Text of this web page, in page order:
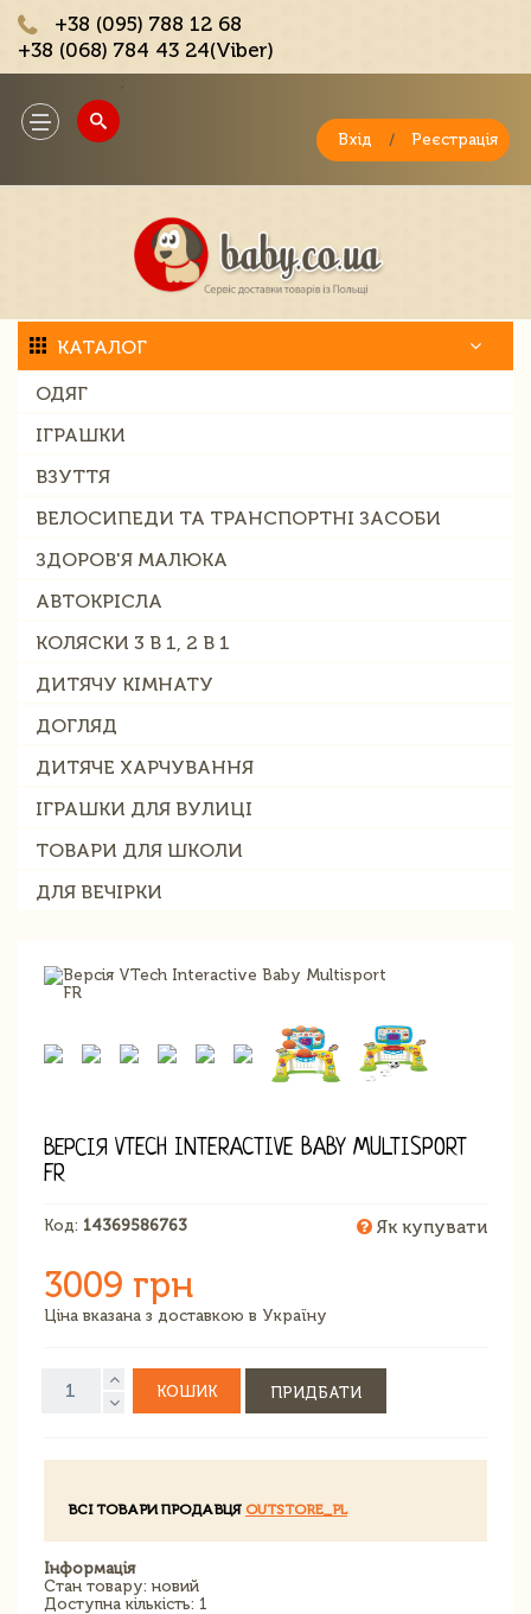
+38 (095) 788 12 68
+38 (068) 784 43 24(Viber)
Toggle
navigation
Вхід / Реєстрація
КАТАЛОГ
ОДЯГ
ІГРАШКИ
ВЗУТТЯ
ВЕЛОСИПЕДИ ТА ТРАНСПОРТНІ ЗАСОБИ
ЗДОРОВ'Я МАЛЮКА
АВТОКРІСЛА
КОЛЯСКИ 3 В 1, 2 В 1
ДИТЯЧУ КІМНАТУ
ДОГЛЯД
ДИТЯЧЕ ХАРЧУВАННЯ
ІГРАШКИ ДЛЯ ВУЛИЦІ
ТОВАРИ ДЛЯ ШКОЛИ
ДЛЯ ВЕЧІРКИ
ВЕРСІЯ VTECH INTERACTIVE BABY MULTISPORT
FR
Код: 14369586763 Як купувати
3009 грн
Ціна вказана з доставкою в Україну
КОШИК ПРИДБАТИ
ВСІ ТОВАРИ ПРОДАВЦЯ OUTSTORE_PL
Інформація
Стан товару: новий
Доступна кількість: 1